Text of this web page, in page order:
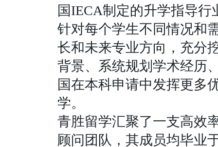
国IECA制定的升学指导行
针对每个学生不同情况和
长和未来专业方向，充分
背景、系统规划学术经历
国在本科申请中发挥更多
学。
青胜留学汇聚了一支高效
顾问团队，其成员均毕业